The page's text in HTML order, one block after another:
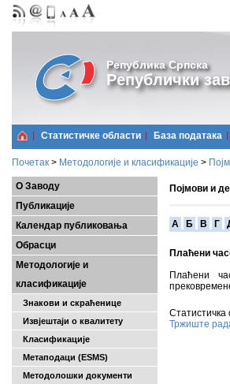
Република Српска
Републички
Статистичке области Базa података
Почетак > Методологије и класификације >
О Заводу
Публикације
Календар публиковања
Обрасци
Методологије и
класификације
Знакови и скраћенице
Извјештаји о квалитету
Класификације
Метаподаци (ESMS)
Методолошки документи
Појмови и
A Б В Г
Плаћени
Плаћени
Статистичка
Тржиште